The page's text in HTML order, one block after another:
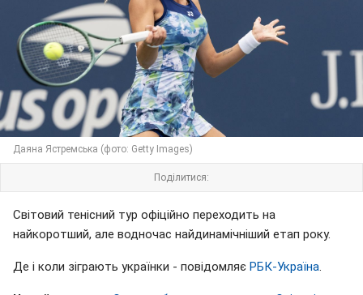
Даяна Ястремська (фото: Getty Images)
Поділитися:
Світовий тенісний тур офіційно переходить на
найкоротший, але водночас найдинамічніший етап року.
Де і коли зіграють українки - повідомляє РБК-Україна